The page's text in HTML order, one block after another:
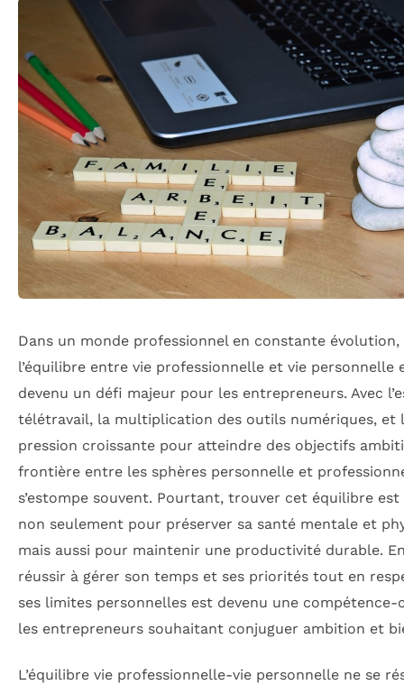
Dans un monde professionnel en constante évolution,
l’équilibre entre vie professionnelle et vie personnelle
devenu un défi majeur pour les entrepreneurs. Avec
télétravail, la multiplication des outils numériques, et
pression croissante pour atteindre des objectifs
frontière entre les sphères personnelle et
s’estompe souvent. Pourtant, trouver cet équilibre est
non seulement pour préserver sa santé mentale et
mais aussi pour maintenir une productivité durable.
réussir à gérer son temps et ses priorités tout en
ses limites personnelles est devenu une compétence-
les entrepreneurs souhaitant conjuguer ambition et
L’équilibre vie professionnelle-vie personnelle ne se